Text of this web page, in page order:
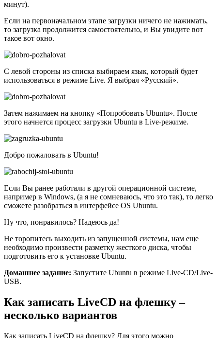
минут).
Если на первоначальном этапе загрузки ничего не нажимать,
то загрузка продолжится самостоятельно, и Вы увидите вот
такое вот окно.
С левой стороны из списка выбираем язык, который будет
использоваться в режиме Live. Я выбрал «Русский».
Затем нажимаем на кнопку «Попробовать Ubuntu». После
этого начнется процесс загрузки Ubuntu в Live-режиме.
Добро пожаловать в Ubuntu!
Если Вы ранее работали в другой операционной системе,
например в Windows, (а я не сомневаюсь, что это так), то легко
сможете разобраться в интерфейсе OS Ubuntu.
Ну что, понравилось? Надеюсь да!
Не торопитесь выходить из запущенной системы, нам еще
необходимо произвести разметку жесткого диска, чтобы
подготовить его к установке Ubuntu.
Домашнее задание: Запустите Ubuntu в режиме Live-CD/Live-
USB.
Как записать LiveCD на флешку –
несколько вариантов
Как записать LiveCD на флешку? Для этого можно